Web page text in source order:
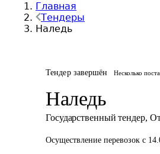
Главная
Тендеры
Наледь
Тендер завершён Несколько
Наледь
Государственный тендер,
Осуществление перевозок с